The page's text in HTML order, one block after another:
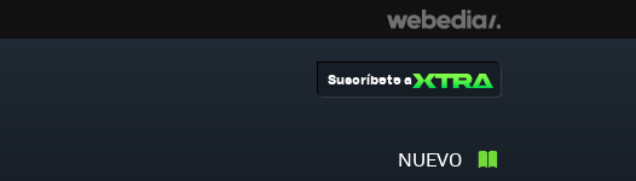
NUEVO
Suscríbete a